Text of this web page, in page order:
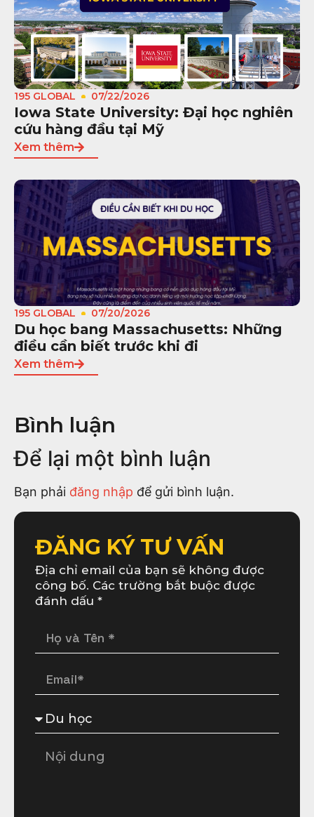
195 GLOBAL 07/22/2026
Iowa State University: Đại học nghiên
cứu hàng đầu tại Mỹ
Xem thêm
195 GLOBAL 07/20/2026
Du học bang Massachusetts: Những
điều cần biết trước khi đi
Xem thêm
Bình luận
Để lại một bình luận
Bạn phải đăng nhập để gửi bình luận.
ĐĂNG KÝ TƯ VẤN
Địa chỉ email của bạn sẽ không được
công bố. Các trường bắt buộc được
đánh dấu *